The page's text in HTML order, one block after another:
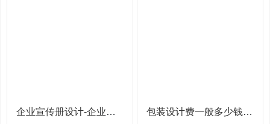
企业宣传册设计-企业宣传册制作 包装设计费一般多少钱-宠物用品包装设计